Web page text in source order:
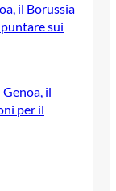
il Borussia
sui
Genoa, il
per il